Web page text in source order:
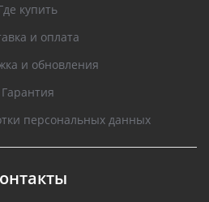
купить
и оплата
и обновления
Гарантия
персональных данных